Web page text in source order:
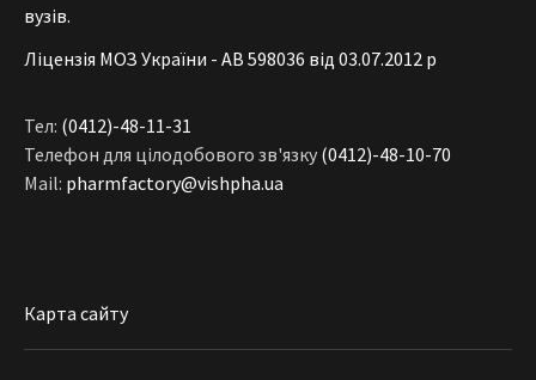
вузів.
Ліцензія МОЗ України - АВ 598036 від 03.07.2012 р
Тел: (0412)-48-11-31
Телефон для цілодобового зв'язку (0412)-48-10-70
Mail: pharmfactory@vishpha.ua
Карта сайту